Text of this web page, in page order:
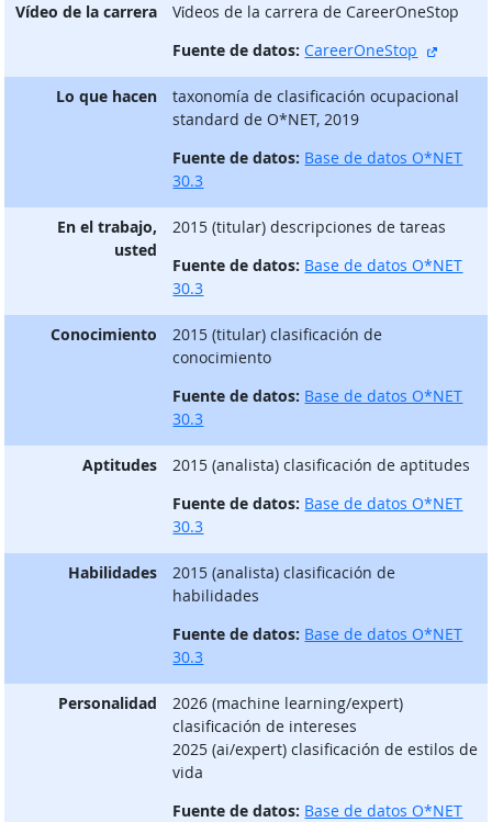
Vídeo de la carrera
Vίdeos de la carrera de CareerOneStop
Fuente de datos: CareerOneStop
Lo que hacen
taxonomía de clasificación ocupacional
standard de O*NET, 2019
Fuente de datos: Base de datos O*NET
30.3
En el trabajo,
usted
2015 (titular) descripciones de tareas
Fuente de datos: Base de datos O*NET
30.3
Conocimiento
2015 (titular) clasificación de
conocimiento
Fuente de datos: Base de datos O*NET
30.3
Aptitudes
2015 (analista) clasificación de aptitudes
Fuente de datos: Base de datos O*NET
30.3
Habilidades
2015 (analista) clasificación de
habilidades
Fuente de datos: Base de datos O*NET
30.3
Personalidad
2026 (machine learning/expert)
clasificación de intereses
2025 (ai/expert) clasificación de estilos de
vida
Fuente de datos: Base de datos O*NET